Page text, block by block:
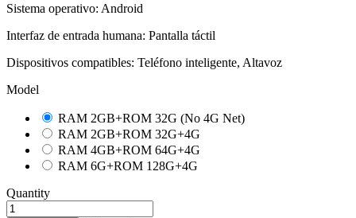
Sistema operativo: Android
Interfaz de entrada humana: Pantalla táctil
Dispositivos compatibles: Teléfono inteligente, Altavoz
Model
RAM 2GB+ROM 32G (No 4G Net)
RAM 2GB+ROM 32G+4G
RAM 4GB+ROM 64G+4G
RAM 6G+ROM 128G+4G
Quantity